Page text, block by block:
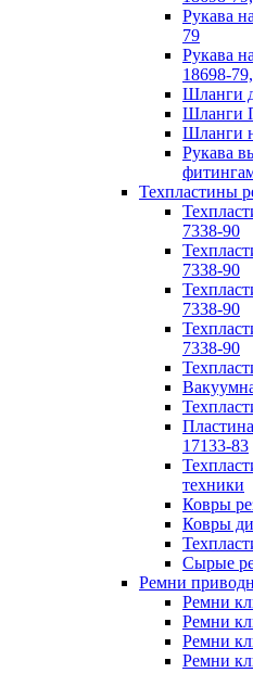
Рукава
79
Рукава
18698-
Шланги
Шланги
Шланги
Рукава
Техпластины
7338-90
7338-90
7338-90
7338-90
17133-83
техники
Ковры
Ковры
Сырые
Ремни
Ремни
Ремни
Ремни
Ремни